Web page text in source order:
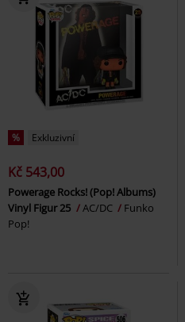
% Exkluzivní
Kč 543,00
Powerage Rocks! (Pop! Albums)
Vinyl Figur 25
AC/DC
Funko
Pop!